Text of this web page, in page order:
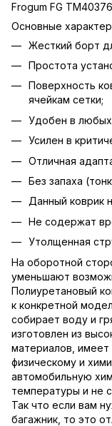
Frogum FG
Основные
Жесткий борт
Простота
Поверхность
ячейкам сетки;
Удобен в любых
Усилен в
Отличная
Без запаха
Данный коврик
Не содержат
Утолщенная
На оборотной
уменьшают
Полиуретановый
к конкретной
собирает воду и
изготовлен из
материалов, имеет
физическому и
автомобильную
температуры и не
Так что если вам
багажник, то это